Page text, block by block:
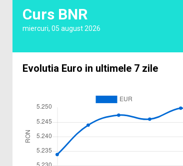
Curs BNR
miercuri, 05 august 2026
Evolutia Euro in ultimele 7 zile